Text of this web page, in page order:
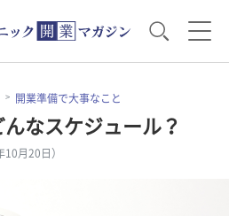
運営・経営のポイント
開業準備で大事なこと
開業準備で大事なこと
なスケジュール？
月20日）